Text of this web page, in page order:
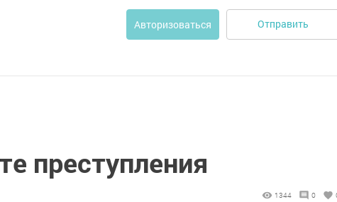
Авторизоваться Отправить
преступления
1344 0